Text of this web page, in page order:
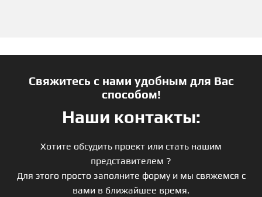
Свяжитесь с нами удобным для Вас
способом!
Наши контакты:
Хотите обсудить проект или стать нашим
представителем ?
Для этого просто заполните форму и мы свяжемся с
вами в ближайшее время.